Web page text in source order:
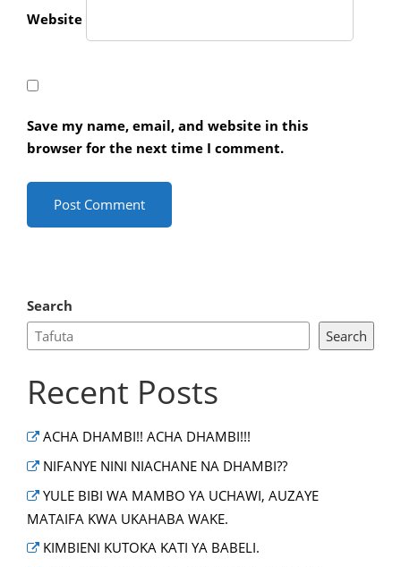
Website
Save my name, email, and website in this
browser for the next time I comment.
Search
Search
Recent Posts
ACHA DHAMBI!! ACHA DHAMBI!!!
NIFANYE NINI NIACHANE NA DHAMBI??
YULE BIBI WA MAMBO YA UCHAWI, AUZAYE
MATAIFA KWA UKAHABA WAKE.
KIMBIENI KUTOKA KATI YA BABELI.